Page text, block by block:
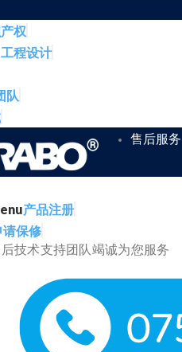
权
工程设计
队
售后服务
产品注册
请保修
技术支持团队竭诚为您服务